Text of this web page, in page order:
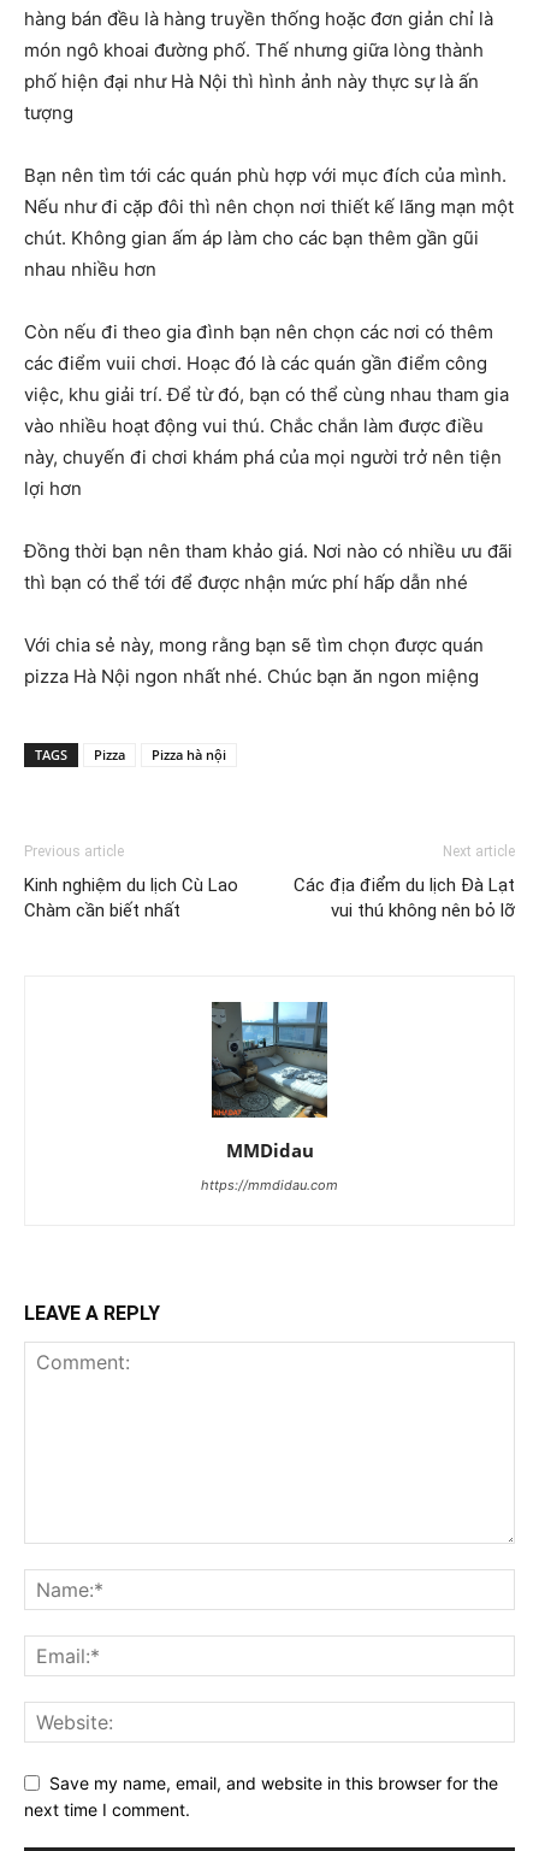
hàng bán đều là hàng truyền thống hoặc đơn giản chỉ là
món ngô khoai đường phố. Thế nhưng giữa lòng thành
phố hiện đại như Hà Nội thì hình ảnh này thực sự là ấn
tượng
Bạn nên tìm tới các quán phù hợp với mục đích của mình.
Nếu như đi cặp đôi thì nên chọn nơi thiết kế lãng mạn một
chút. Không gian ấm áp làm cho các bạn thêm gần gũi
nhau nhiều hơn
Còn nếu đi theo gia đình bạn nên chọn các nơi có thêm
các điểm vuii chơi. Hoạc đó là các quán gần điểm công
việc, khu giải trí. Để từ đó, bạn có thể cùng nhau tham gia
vào nhiều hoạt động vui thú. Chắc chắn làm được điều
này, chuyến đi chơi khám phá của mọi người trở nên tiện
lợi hơn
Đồng thời bạn nên tham khảo giá. Nơi nào có nhiều ưu đãi
thì bạn có thể tới để được nhận mức phí hấp dẫn nhé
Với chia sẻ này, mong rằng bạn sẽ tìm chọn được quán
pizza Hà Nội ngon nhất nhé. Chúc bạn ăn ngon miệng
TAGS Pizza Pizza hà nội
Previous article
Kinh nghiệm du lịch Cù Lao
Chàm cần biết nhất
Next article
Các địa điểm du lịch Đà Lạt
vui thú không nên bỏ lỡ
MMDidau
https://mmdidau.com
LEAVE A REPLY
Save my name, email, and website in this browser for the
next time I comment.